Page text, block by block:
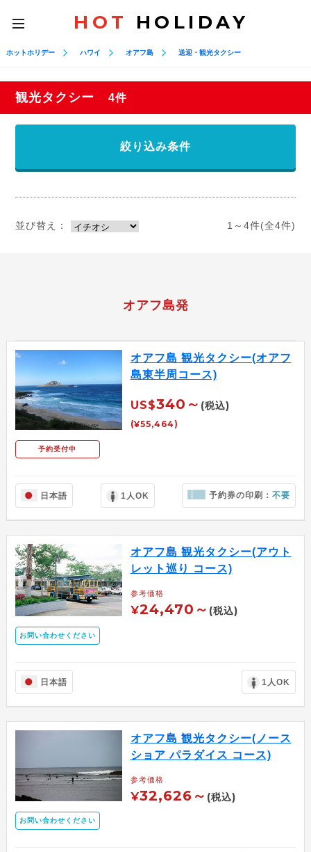
toggle
navigation
HOT HOLIDAY
ホットホリデー ハワイ オアフ島 送迎・観光タクシー
観光タクシー 4件
絞り込み条件
並び替え： 1～4件(全4件)
オアフ島発
予約受付中
オアフ島 観光タクシー(オアフ
島東半周コース)
US$340～ (税込)
(¥55,464)
日本語 1人OK 予約券の印刷：不要
お問い合わせください
オアフ島 観光タクシー(アウト
レット巡り コース)
参考価格
¥24,470～ (税込)
日本語 1人OK
お問い合わせください
オアフ島 観光タクシー(ノース
ショア パラダイス コース)
参考価格
¥32,626～ (税込)